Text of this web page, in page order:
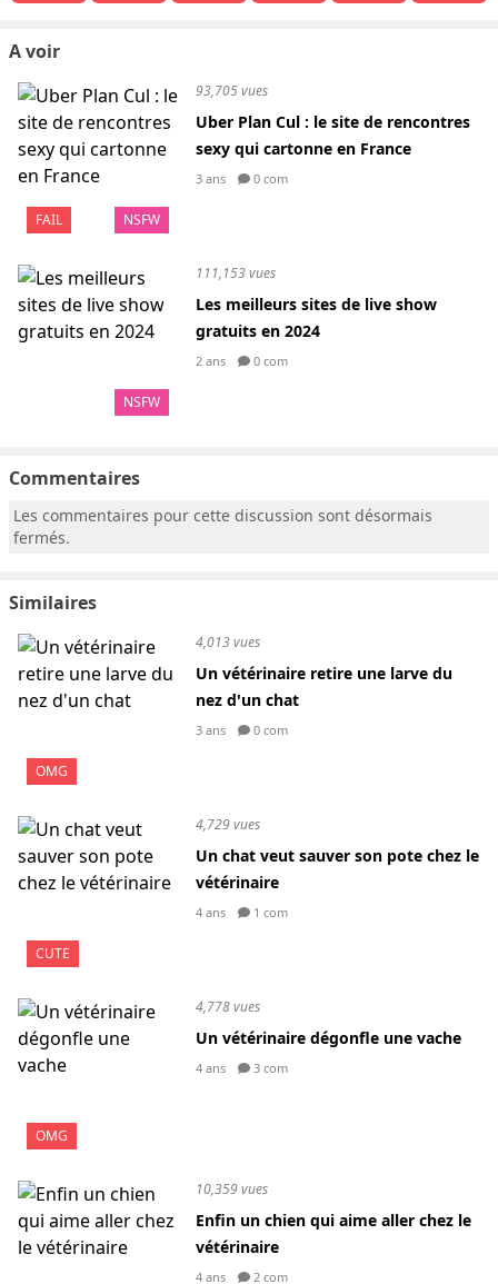
A voir
FAIL NSFW
93,705 vues
Uber Plan Cul : le site de rencontres
sexy qui cartonne en France
3 ans 0 com
NSFW
111,153 vues
Les meilleurs sites de live show
gratuits en 2024
2 ans 0 com
Commentaires
Les commentaires pour cette discussion sont désormais
fermés.
Similaires
OMG
4,013 vues
Un vétérinaire retire une larve du
nez d'un chat
3 ans 0 com
CUTE
4,729 vues
Un chat veut sauver son pote chez le
vétérinaire
4 ans 1 com
OMG
4,778 vues
Un vétérinaire dégonfle une vache
4 ans 3 com
10,359 vues
Enfin un chien qui aime aller chez le
vétérinaire
4 ans 2 com